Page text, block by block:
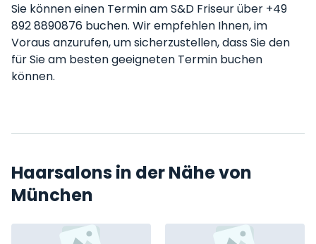
Sie können einen Termin am S&D Friseur über +49
892 8890876 buchen. Wir empfehlen Ihnen, im
Voraus anzurufen, um sicherzustellen, dass Sie den
für Sie am besten geeigneten Termin buchen
können.
Haarsalons in der Nähe von
München